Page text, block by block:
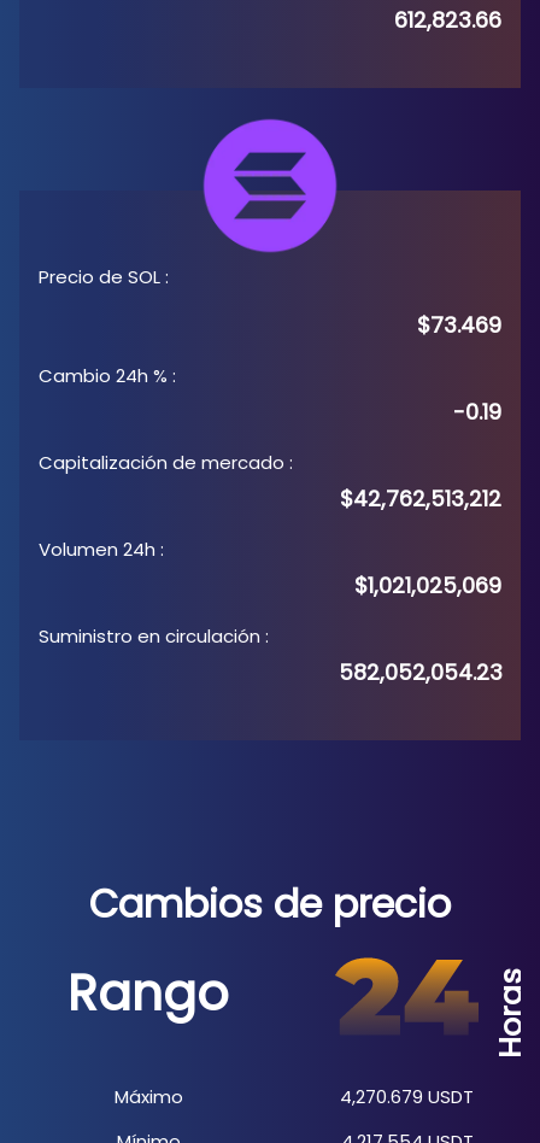
612,823.66
Precio de SOL:
$73.469
Cambio 24h % :
-0.19
Capitalización de mercado :
$42,762,513,212
Volumen 24h :
$1,021,025,069
Suministro en circulación :
582,052,054.23
Cambios de precio
Rango
Máximo
Horas
4,270.679 USDT